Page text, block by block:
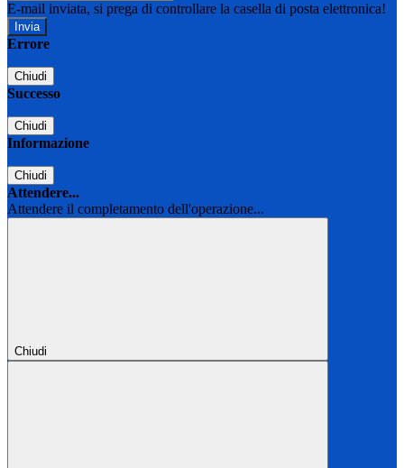
E-mail inviata, si prega di controllare la casella di posta elettronica!
Errore
Chiudi
Successo
Chiudi
Informazione
Chiudi
Attendere...
Attendere il completamento dell'operazione...
Chiudi